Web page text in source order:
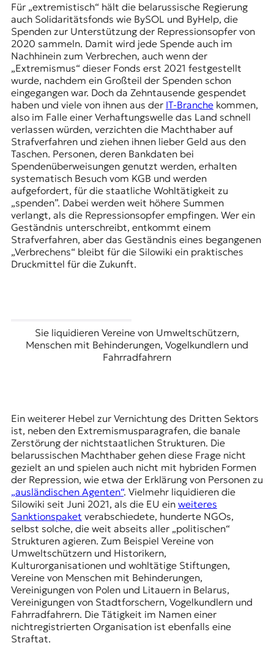
Für „extremistisch“ hält die belarussische Regierung
auch Solidaritätsfonds wie BySOL und ByHelp, die
Spenden zur Unterstützung der Repressionsopfer von
2020 sammeln. Damit wird jede Spende auch im
Nachhinein zum Verbrechen, auch wenn der
„Extremismus“ dieser Fonds erst 2021 festgestellt
wurde, nachdem ein Großteil der Spenden schon
eingegangen war. Doch da Zehntausende gespendet
haben und viele von ihnen aus der IT-Branchekommen,
also im Falle einer Verhaftungswelle das Land schnell
verlassen würden, verzichten die Machthaber auf
Strafverfahren und ziehen ihnen lieber Geld aus den
Taschen. Personen, deren Bankdaten bei
Spendenüberweisungen genutzt werden, erhalten
systematisch Besuch vom KGB und werden
aufgefordert, für die staatliche Wohltätigkeit zu
„spenden”. Dabei werden weit höhere Summen
verlangt, als die Repressionsopfer empfingen. Wer ein
Geständnis unterschreibt, entkommt einem
Strafverfahren, aber das Geständnis eines begangenen
„Verbrechens“ bleibt für die Silowiki ein praktisches
Druckmittel für die Zukunft.
Sie liquidieren Vereine von Umweltschützern,
Menschen mit Behinderungen, Vogelkundlern und
Fahrradfahrern
Ein weiterer Hebel zur Vernichtung des Dritten Sektors
ist, neben den Extremismusparagrafen, die banale
Zerstörung der nichtstaatlichen Strukturen. Die
belarussischen Machthaber gehen diese Frage nicht
gezielt an und spielen auch nicht mit hybriden Formen
der Repression, wie etwa der Erklärung von Personen zu
„ausländischen Agenten“. Vielmehr liquidieren die
Silowiki seit Juni 2021, als die EU ein weiteres
Sanktionspaket verabschiedete, hunderte NGOs,
selbst solche, die weit abseits aller „politischen“
Strukturen agieren. Zum Beispiel Vereine von
Umweltschützern und Historikern,
Kulturorganisationen und wohltätige Stiftungen,
Vereine von Menschen mit Behinderungen,
Vereinigungen von Polen und Litauern in Belarus,
Vereinigungen von Stadtforschern, Vogelkundlern und
Fahrradfahrern. Die Tätigkeit im Namen einer
nichtregistrierten Organisation ist ebenfalls eine
Straftat.